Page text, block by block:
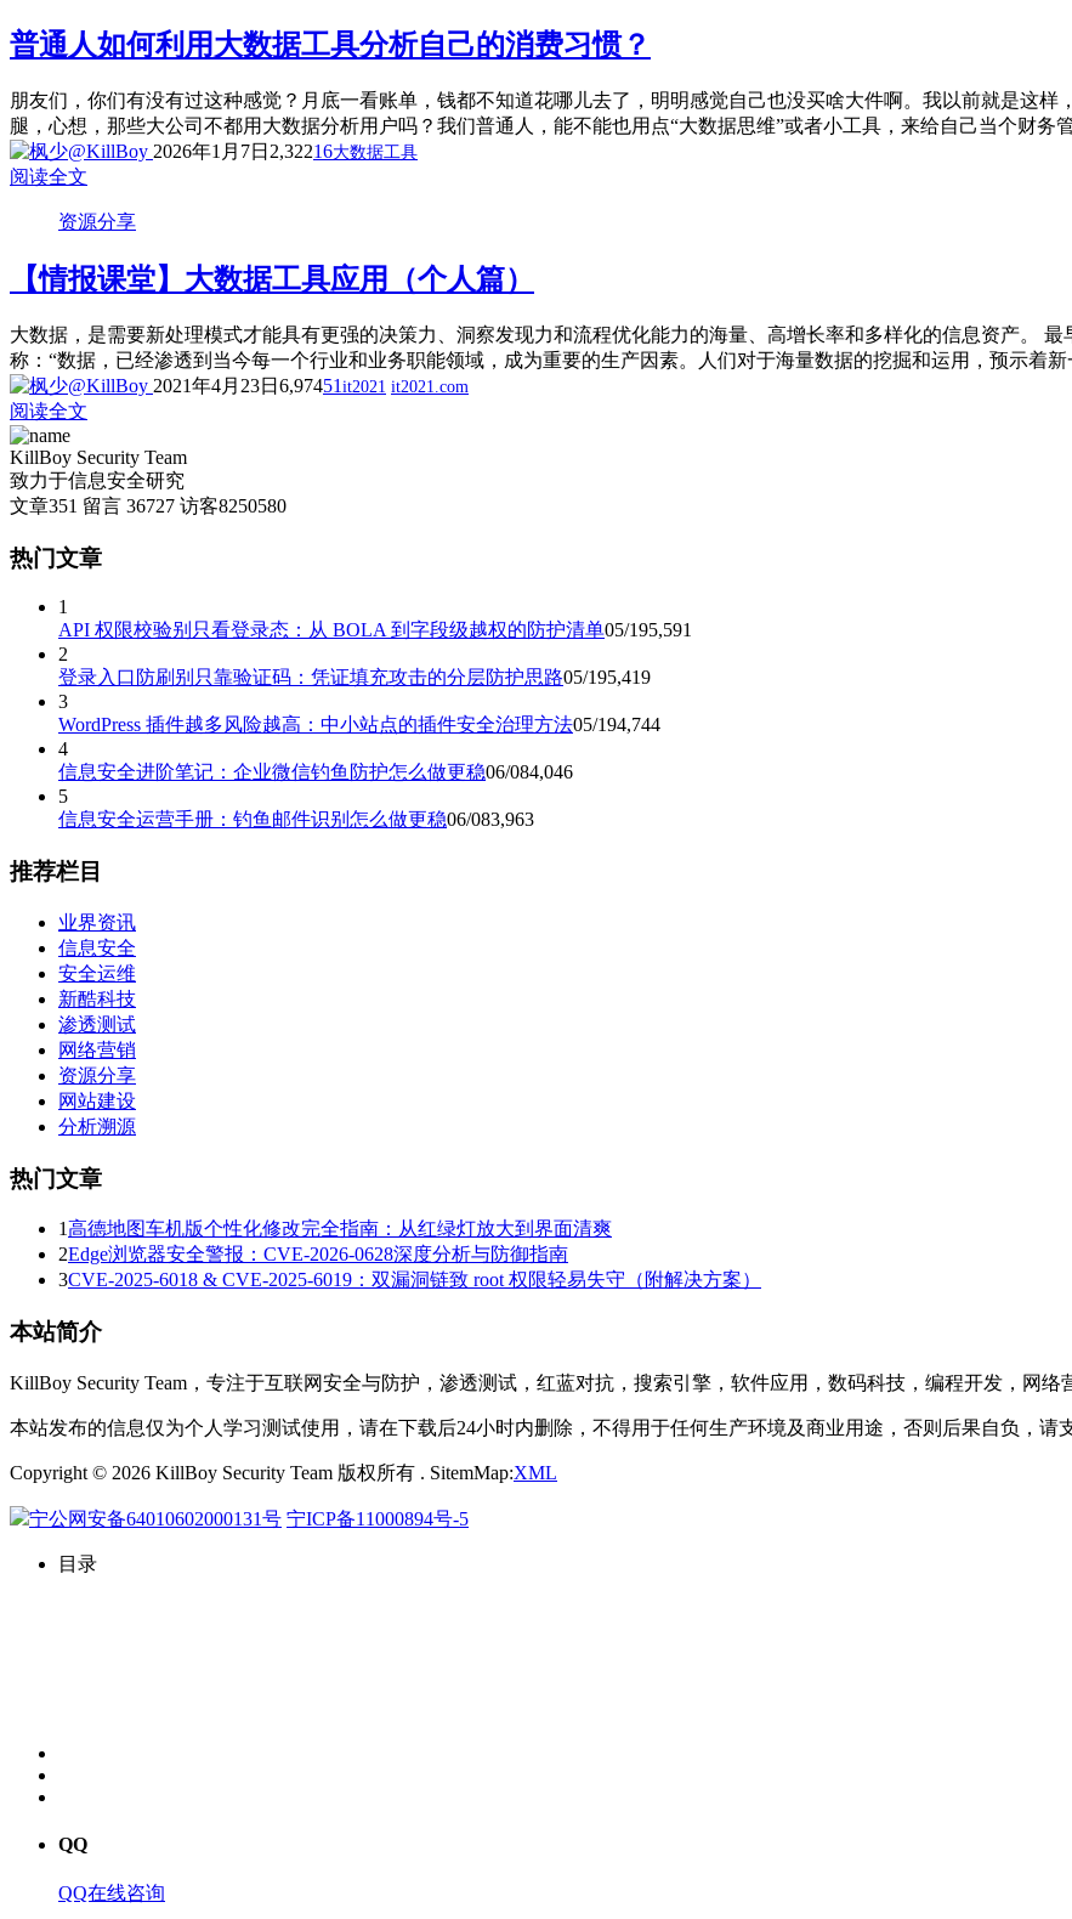
普通人如何利用大数据工具分析自己的消费习惯？
朋友们，你们有没有过这种感觉？月底一看账单，钱都不知道花哪儿去了，明明感觉自己也没买啥大件啊。我以前就是这
腿，心想，那些大公司不都用大数据分析用户吗？我们普通人，能不能也用点“大数据思维”或者小工具，来给自己当个财务
2026年1月7日 2,32216大数据工具
阅读全文
资源分享
【情报课堂】大数据工具应用（个人篇）
大数据，是需要新处理模式才能具有更强的决策力、洞察发现力和流程优化能力的海量、高增长率和多样化的信息资产。
称：“数据，已经渗透到当今每一个行业和业务职能领域，成为重要的生产因素。人们对于海量数据的挖掘和运用，预示着
2021年4月23日 6,97451 it2021 it2021.com
阅读全文
KillBoy Security Team
致力于信息安全研究
文章351 留言 36727 访客8250580
热门文章
1
API 权限校验别只看登录态：从 BOLA 到字段级越权的防护清单05/195,591
2
登录入口防刷别只靠验证码：凭证填充攻击的分层防护思路05/195,419
3
WordPress 插件越多风险越高：中小站点的插件安全治理方法05/194,744
4
信息安全进阶笔记：企业微信钓鱼防护怎么做更稳06/084,046
5
信息安全运营手册：钓鱼邮件识别怎么做更稳06/083,963
推荐栏目
业界资讯
信息安全
安全运维
新酷科技
渗透测试
网络营销
资源分享
网站建设
分析溯源
热门文章
1高德地图车机版个性化修改完全指南：从红绿灯放大到界面清爽
2Edge浏览器安全警报：CVE-2026-0628深度分析与防御指南
3CVE-2025-6018 & CVE-2025-6019：双漏洞链致 root 权限轻易失守（附解决方案）
本站简介
KillBoy Security Team，专注于互联网安全与防护，渗透测试，红蓝对抗，搜索引擎，软件应用，数码科技，编程开发，网
本站发布的信息仅为个人学习测试使用，请在下载后24小时内删除，不得用于任何生产环境及商业用途，否则后果自负，请
Copyright © 2026 KillBoy Security Team 版权所有 . SitemMap:XML
宁公网安备64010602000131号 宁ICP备11000894号-5
目录
QQ
QQ在线咨询